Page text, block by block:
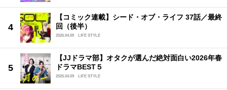
【コミック連載】シード・オブ・ライフ 37話／最終
回（後半）
2026.04.09 LIFE STYLE
【JJドラマ部】オタクが選んだ絶対面白い2026年春
ドラマBEST５
2026.04.09 LIFE STYLE